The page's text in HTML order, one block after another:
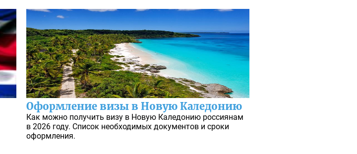
Оформление визы в Новую Каледонию
Как можно получить визу в Новую Каледонию россиянам
в 2026 году. Список необходимых документов и сроки
оформления.